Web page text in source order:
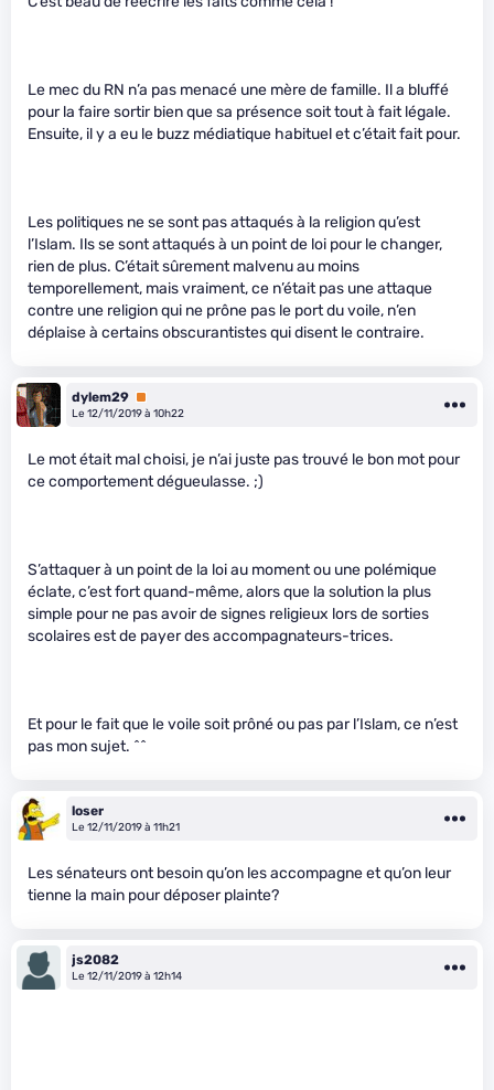
Le mec du RN n’a pas menacé une mère de famille. Il a bluffé
pour la faire sortir bien que sa présence soit tout à fait légale.
Ensuite, il y a eu le buzz médiatique habituel et c’était fait pour.
Les politiques ne se sont pas attaqués à la religion qu’est
l’Islam. Ils se sont attaqués à un point de loi pour le changer,
rien de plus. C’était sûrement malvenu au moins
temporellement, mais vraiment, ce n’était pas une attaque
contre une religion qui ne prône pas le port du voile, n’en
déplaise à certains obscurantistes qui disent le contraire.
dylem29 Premium
Le 12/11/2019 à 10h22
Le mot était mal choisi, je n’ai juste pas trouvé le bon mot pour
ce comportement dégueulasse. ;)
S’attaquer à un point de la loi au moment ou une polémique
éclate, c’est fort quand-même, alors que la solution la plus
simple pour ne pas avoir de signes religieux lors de sorties
scolaires est de payer des accompagnateurs-trices.
Et pour le fait que le voile soit prôné ou pas par l’Islam, ce n’est
pas mon sujet. ^^
loser
Le 12/11/2019 à 11h21
Les sénateurs ont besoin qu’on les accompagne et qu’on leur
tienne la main pour déposer plainte?
js2082
Le 12/11/2019 à 12h14